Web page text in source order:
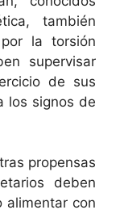
también
la torsión
supervisar
de sus
los signos de
propensas
deben
alimentar con